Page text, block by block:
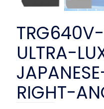
ULTRA-
RIGHT-